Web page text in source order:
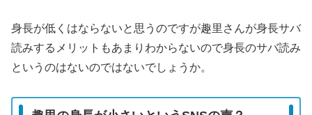
身長が低くはならないと思うのですが趣里さんが身長サバ
読みするメリットもあまりわからないので身長のサバ読み
というのはないのではないでしょうか。